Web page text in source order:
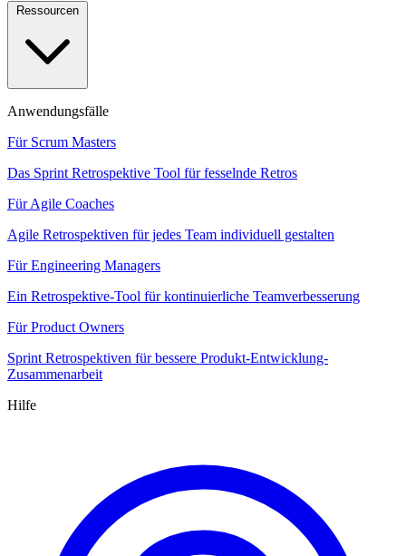
Anwendungsfälle
Für Scrum Masters
Das Sprint Retrospektive Tool für fesselnde Retros
Für Agile Coaches
Agile Retrospektiven für jedes Team individuell gestalten
Für Engineering Managers
Ein Retrospektive-Tool für kontinuierliche Teamverbesserung
Für Product Owners
Sprint Retrospektiven für bessere Produkt-Entwicklung-
Zusammenarbeit
Hilfe